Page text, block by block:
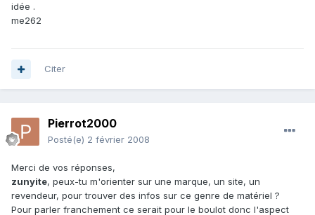
idée .
me262
Citer
Pierrot2000
Posté(e) 2 février 2008
Merci de vos réponses,
zunyite, peux-tu m'orienter sur une marque, un site, un
revendeur, pour trouver des infos sur ce genre de matériel ?
Pour parler franchement ce serait pour le boulot donc l'aspect